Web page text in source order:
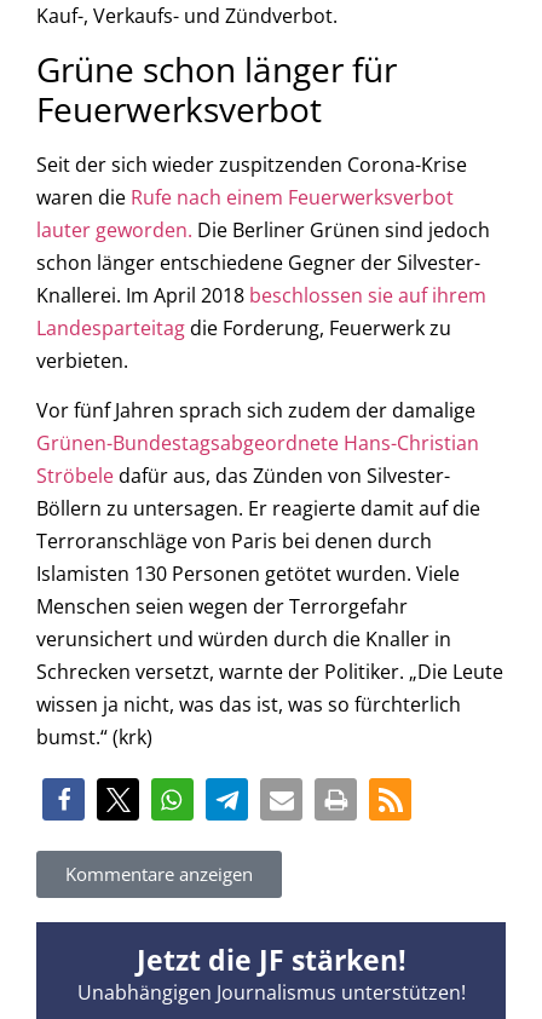
Kauf-, Verkaufs- und Zündverbot.
Grüne schon länger für
Feuerwerksverbot
Seit der sich wieder zuspitzenden Corona-Krise
waren die Rufe nach einem Feuerwerksverbot
lauter geworden. Die Berliner Grünen sind jedoch
schon länger entschiedene Gegner der Silvester-
Knallerei. Im April 2018 beschlossen sie auf ihrem
Landesparteitagdie Forderung, Feuerwerk zu
verbieten.
Vor fünf Jahren sprach sich zudem der damalige
Grünen-Bundestagsabgeordnete Hans-Christian
Ströbeledafür aus, das Zünden von Silvester-
Böllern zu untersagen. Er reagierte damit auf die
Terroranschläge von Paris bei denen durch
Islamisten 130 Personen getötet wurden. Viele
Menschen seien wegen der Terrorgefahr
verunsichert und würden durch die Knaller in
Schrecken versetzt, warnte der Politiker. „Die Leute
wissen ja nicht, was das ist, was so fürchterlich
bumst.“ (krk)
Kommentare anzeigen
Jetzt die JF stärken!
Unabhängigen Journalismus unterstützen!